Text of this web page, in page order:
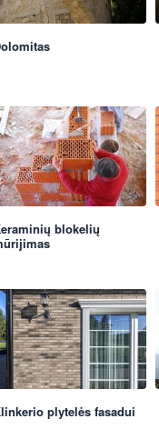
blokelių
plytelės fasadui